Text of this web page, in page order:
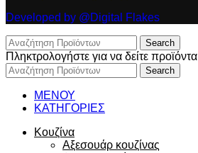
Developed by @Digital Flakes
Search
Πληκτρολογήστε για να δείτε προϊόντα
Search
ΜΕΝΟΥ
ΚΑΤΗΓΟΡΙΕΣ
Κουζίνα
Αξεσουάρ κουζίνας